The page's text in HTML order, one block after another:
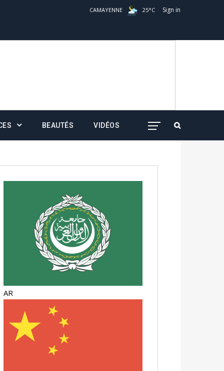
CAMAYENNE 25°C Sign in
BEAUTÉS VIDÉOS
AR